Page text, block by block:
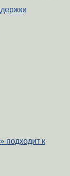
подходит к